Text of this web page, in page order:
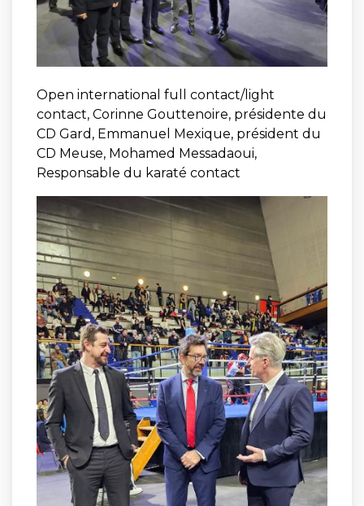
Open international full contact/light
contact, Corinne Gouttenoire, présidente du
CD Gard, Emmanuel Mexique, président du
CD Meuse, Mohamed Messadaoui,
Responsable du karaté contact